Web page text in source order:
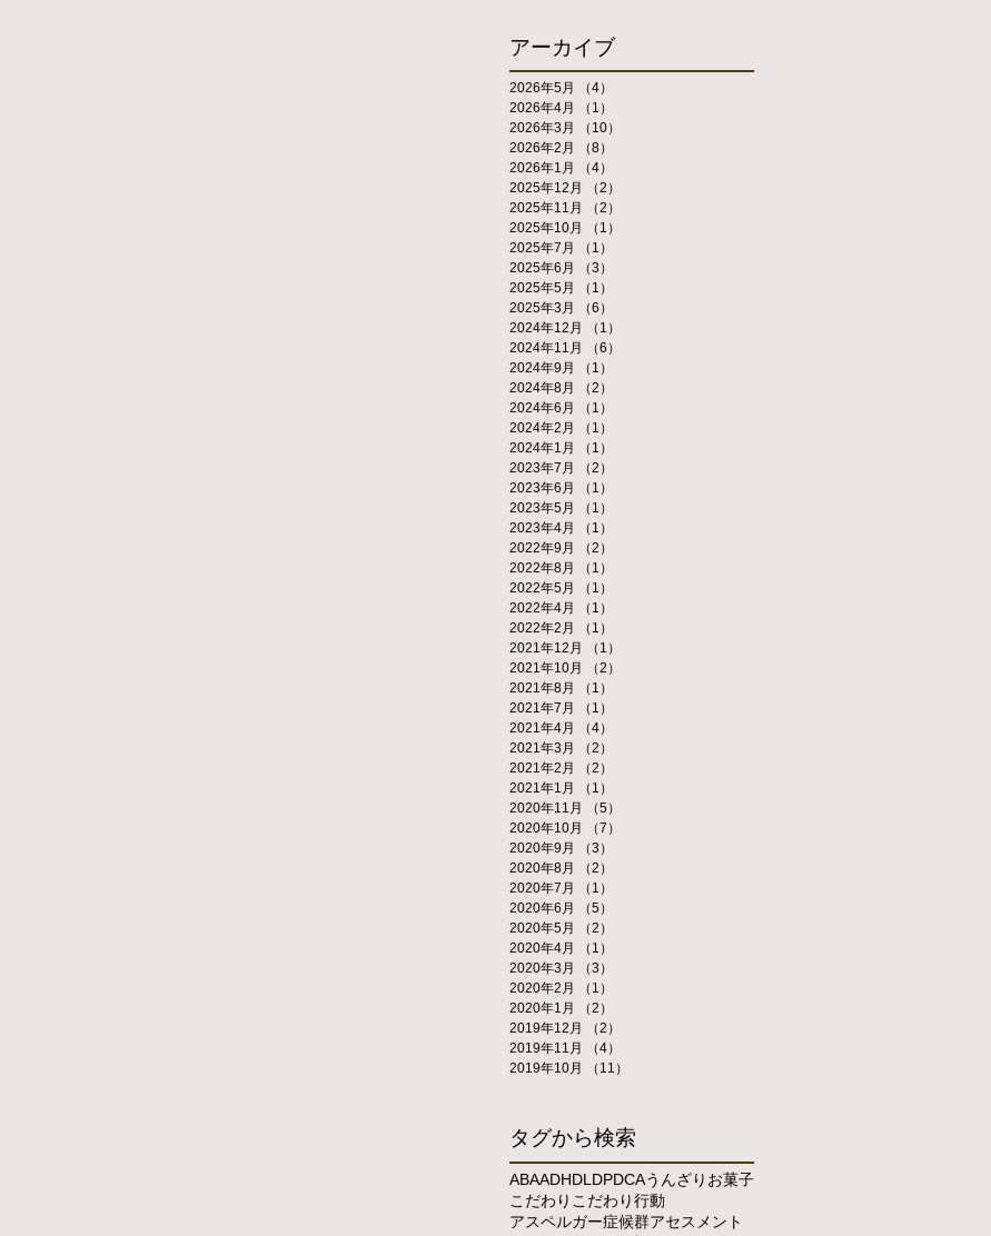
アーカイブ
2026年5月 （4）
2026年4月
（1）
2026年3月
（10）
2026年2月
（8）
2026年1月
（4）
2025年12月
（2）
2025年11月
（2）
2025年10月
（1）
2025年7月
（1）
2025年6月
（3）
2025年5月
（1）
2025年3月
（6）
2024年12月
（1）
2024年11月
（6）
2024年9月
（1）
2024年8月
（2）
2024年6月
（1）
2024年2月
（1）
2024年1月
（1）
2023年7月
（2）
2023年6月
（1）
2023年5月
（1）
2023年4月
（1）
2022年9月
（2）
2022年8月
（1）
2022年5月
（1）
2022年4月
（1）
2022年2月
（1）
2021年12月
（1）
2021年10月
（2）
2021年8月
（1）
2021年7月
（1）
2021年4月
（4）
2021年3月
（2）
2021年2月
（2）
2021年1月
（1）
2020年11月
（5）
2020年10月
（7）
2020年9月
（3）
2020年8月
（2）
2020年7月
（1）
2020年6月
（5）
2020年5月
（2）
2020年4月
（1）
2020年3月
（3）
2020年2月
（1）
2020年1月
（2）
2019年12月
（2）
2019年11月
（4）
2019年10月
（11）
タグから検索
ABAADHDLDPDCAうんざり お菓子
こだわり こだわり行動
アスペルガー症候群アセスメント